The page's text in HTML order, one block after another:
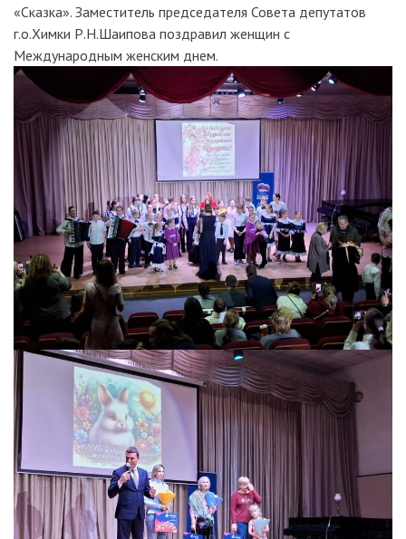
«Сказка». Заместитель председателя Совета депутатов
г.о.Химки Р.Н.Шаипова поздравил женщин с
Международным женским днем.